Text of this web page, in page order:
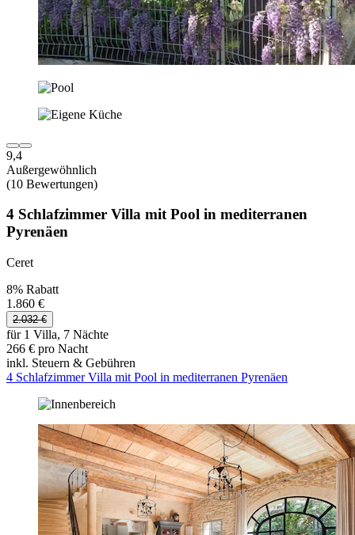
9,4
Außergewöhnlich
(10 Bewertungen)
4 Schlafzimmer Villa mit Pool in mediterranen
Pyrenäen
Ceret
8% Rabatt
1.860 €
2.032 €
für 1 Villa, 7 Nächte
266 € pro Nacht
inkl. Steuern & Gebühren
4 Schlafzimmer Villa mit Pool in mediterranen Pyrenäen